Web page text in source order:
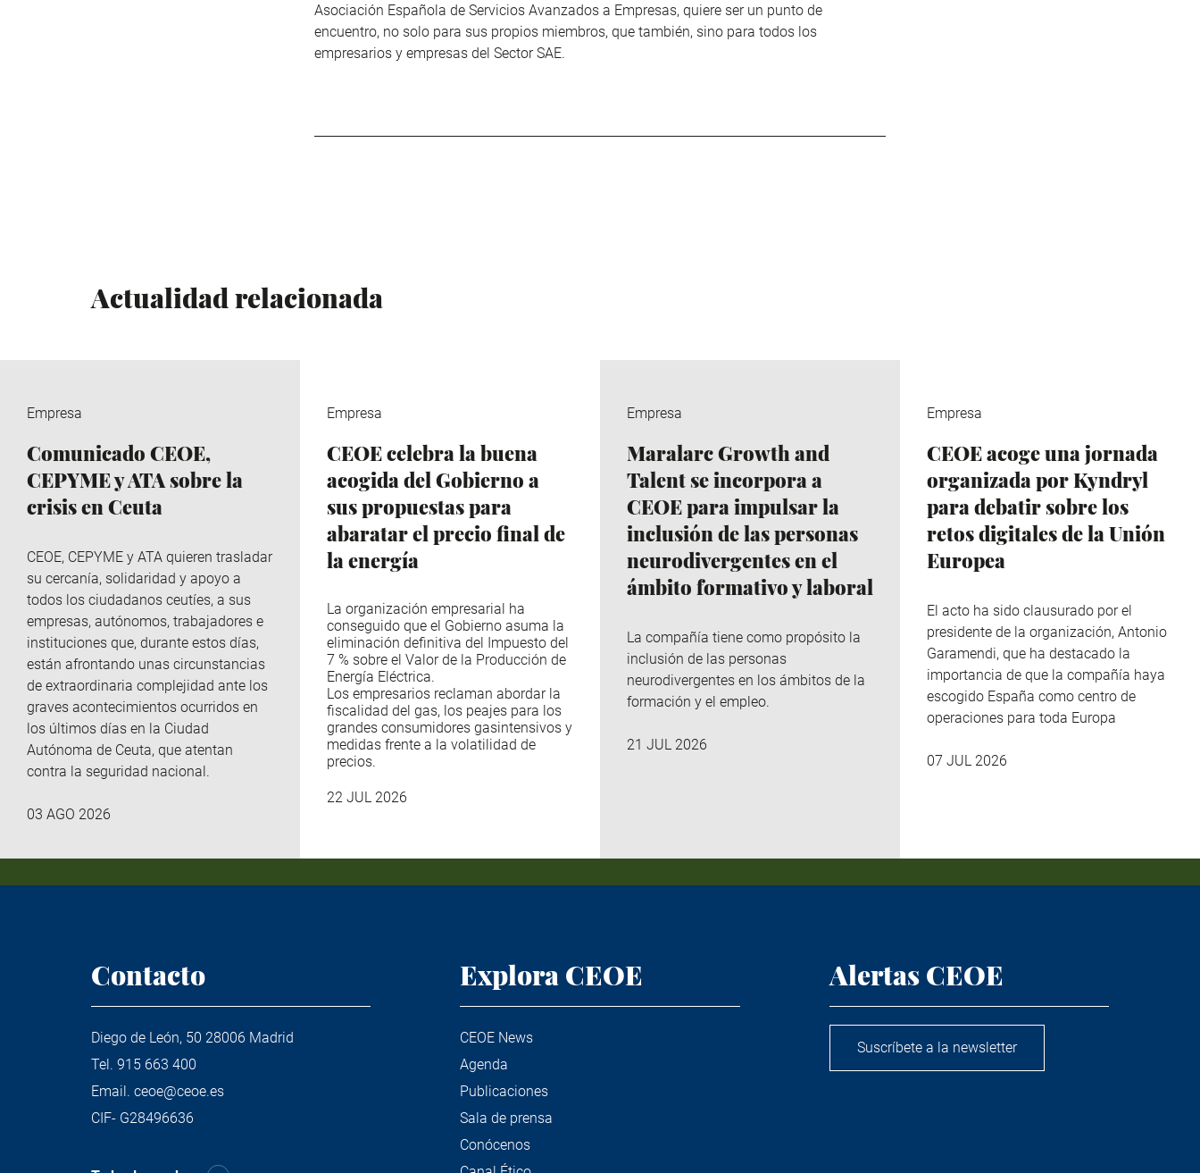
Asociación Española de Servicios Avanzados a Empresas, quiere ser un punto de
encuentro, no solo para sus propios miembros, que también, sino para todos los
empresarios y empresas del Sector SAE.
Actualidad relacionada
Empresa
Comunicado CEOE,
CEPYME y ATA sobre la
crisis en Ceuta
CEOE, CEPYME y ATA quieren trasladar
su cercanía, solidaridad y apoyo a
todos los ciudadanos ceutíes, a sus
empresas, autónomos, trabajadores e
instituciones que, durante estos días,
están afrontando unas circunstancias
de extraordinaria complejidad ante los
graves acontecimientos ocurridos en
los últimos días en la Ciudad
Autónoma de Ceuta, que atentan
contra la seguridad nacional.
03 AGO 2026
Empresa
CEOE celebra la buena
acogida del Gobierno a
sus propuestas para
abaratar el precio final de
la energía
La organización empresarial ha
conseguido que el Gobierno asuma la
eliminación definitiva del Impuesto del
7 % sobre el Valor de la Producción de
Energía Eléctrica.
Los empresarios reclaman abordar la
fiscalidad del gas, los peajes para los
grandes consumidores gasintensivos y
medidas frente a la volatilidad de
precios.
22 JUL 2026
Empresa
Maralarc Growth and
Talent se incorpora a
CEOE para impulsar la
inclusión de las personas
neurodivergentes en el
ámbito formativo y laboral
La compañía tiene como propósito la
inclusión de las personas
neurodivergentes en los ámbitos de la
formación y el empleo.
21 JUL 2026
Empresa
CEOE acoge una jornada
organizada por Kyndryl
para debatir sobre los
retos digitales de la Unión
Europea
El acto ha sido clausurado por el
presidente de la organización, Antonio
Garamendi, que ha destacado la
importancia de que la compañía haya
escogido España como centro de
operaciones para toda Europa
07 JUL 2026
Contacto
Diego de León, 50 28006 Madrid
Tel. 915 663 400
Email. ceoe@ceoe.es
CIF- G28496636
Explora CEOE
CEOE News
Agenda
Publicaciones
Sala de prensa
Conócenos
Alertas CEOE
Suscríbete a la newsletter